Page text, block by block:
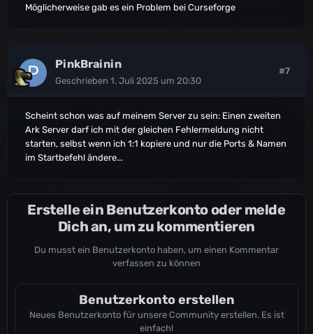
Möglicherweise gab es ein Problem bei Curseforge
PinkBrainin
Geschrieben 1. Juli 2025 um 20:30
#7
Scheint schon was auf meinem Server zu sein: Einen zweiten
Ark Server darf ich mit der gleichen Fehlermeldung nicht
starten, selbst wenn ich 1:1 kopiere und nur die Ports & Namen
im Startbefehl ändere...
Erstelle ein Benutzerkonto oder melde
Dich an, um zu kommentieren
Du musst ein Benutzerkonto haben, um einen Kommentar
verfassen zu können
Benutzerkonto erstellen
Neues Benutzerkonto für unsere Community erstellen. Es ist
einfach!